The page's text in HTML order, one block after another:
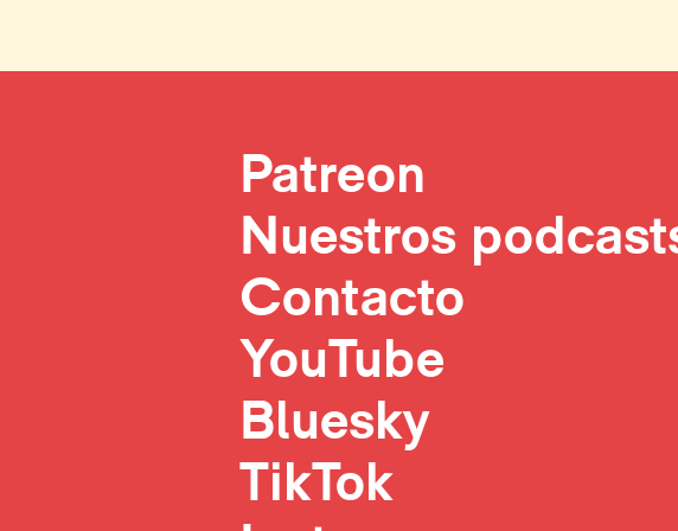
Patreon
Nuestros
Contacto
YouTube
Bluesky
TikTok